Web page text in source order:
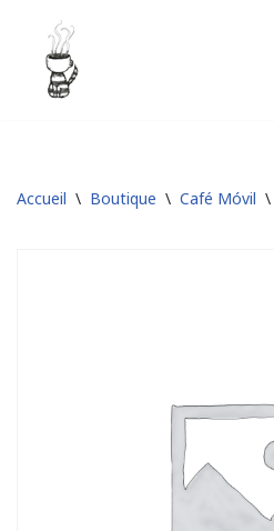
Aller
Accueil \ Boutique \ Café Móvil \